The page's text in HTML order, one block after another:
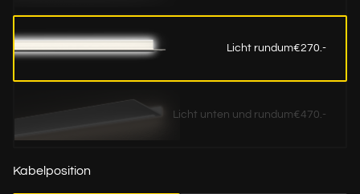
Licht rundum€270.-
Licht unten und rundum€470.-
Kabelposition